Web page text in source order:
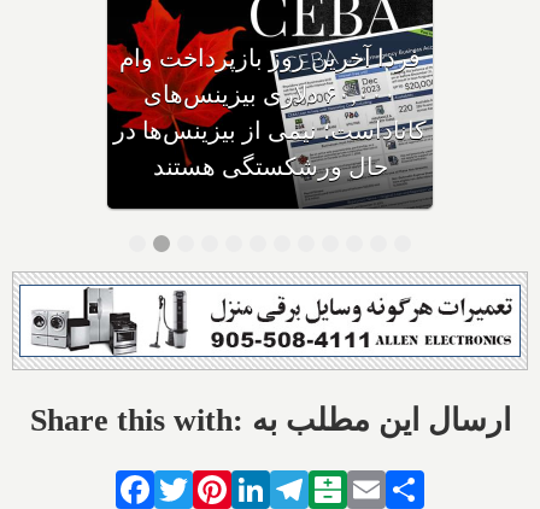
وزیر مهاجرت: کانادا ویزاهای
توریستی و دانشجویی کمتری
صادر می‌کند
Share this with: ارسال این مطلب به
Facebook
TwitterPinterestLinkedIn
Telegram
Balatarin
Email